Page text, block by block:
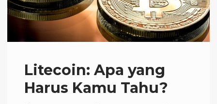
Litecoin: Apa yang
Harus Kamu Tahu?